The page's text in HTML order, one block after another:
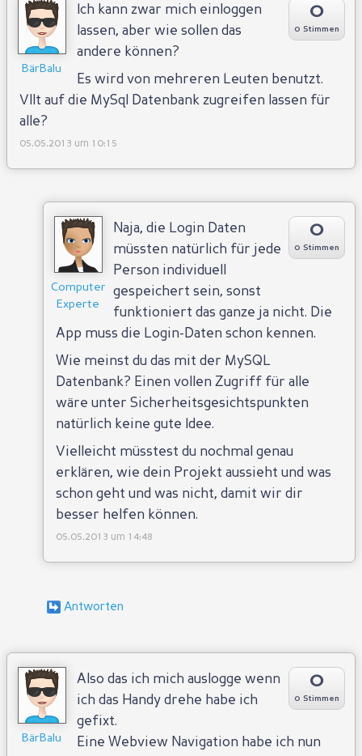
Antworten
BärBalu
0
0 Stimmen
Ich kann zwar mich einloggen
lassen, aber wie sollen das
andere können?
Es wird von mehreren Leuten benutzt.
Vllt auf die MySql Datenbank zugreifen lassen für
alle?
05.05.2013 um 10:15
Computer
Experte
0
0 Stimmen
Naja, die Login Daten
müssten natürlich für jede
Person individuell
gespeichert sein, sonst
funktioniert das ganze ja nicht. Die
App muss die Login-Daten schon kennen.
Wie meinst du das mit der MySQL
Datenbank? Einen vollen Zugriff für alle
wäre unter Sicherheitsgesichtspunkten
natürlich keine gute Idee.
Vielleicht müsstest du nochmal genau
erklären, wie dein Projekt aussieht und was
schon geht und was nicht, damit wir dir
besser helfen können.
05.05.2013 um 14:48
BärBalu
0
0 Stimmen
Also das ich mich auslogge wenn
ich das Handy drehe habe ich
gefixt.
Eine Webview Navigation habe ich nun